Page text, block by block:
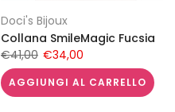
Doci's Bijoux
Collana SmileMagic Fucsia
€41,00 €34,00
AGGIUNGI AL CARRELLO